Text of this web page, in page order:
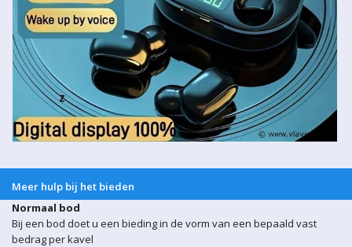
Meer hulp bij het bieden
Normaal bod
Bij een bod doet u een bieding in de vorm van een bepaald vast
bedrag per kavel